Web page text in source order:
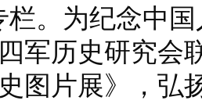
栏。为纪念中
军历史研究会
图片展》，弘